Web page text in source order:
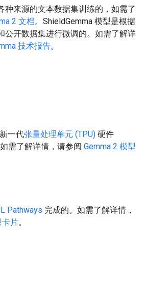
种来源的文本数据集训练的，如需了
2 文档。ShieldGemma 模型是根据
公开数据集进行微调的。如需了解详
技术报告。
一代张量处理单元 (TPU) 硬件
需了解详情，请参阅 Gemma 2 模型
Pathways 完成的。如需了解详情，
卡片。